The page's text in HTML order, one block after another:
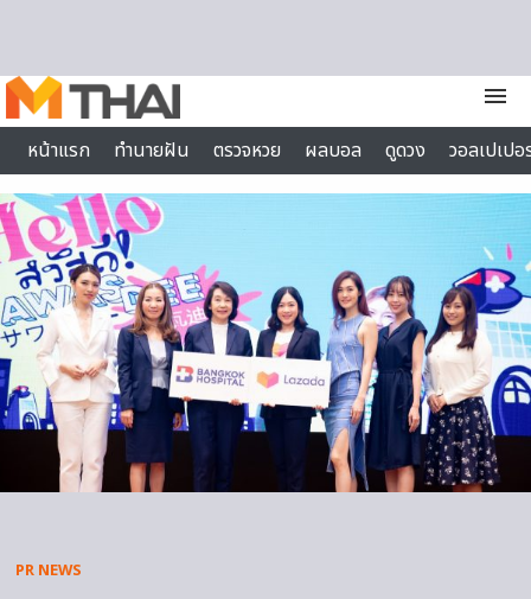
menu
หน้าแรก
ทำนายฝัน ตรวจหวย ผลบอล ดูดวง
วอลเปเป
ไลฟ์สไตล์
PR NEWS